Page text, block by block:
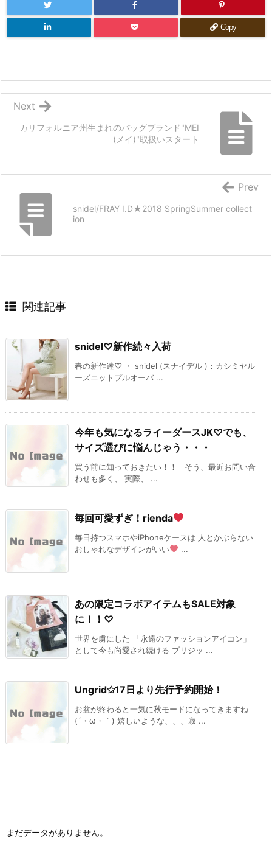
Copy
カリフォルニア州生まれのバッグブランド"MEI
(メイ)"取扱いスタート
Next
snidel/FRAY I.D★2018 SpringSummer collect
ion
Prev
関連記事
snidel♡新作続々入荷
春の新作達♡ ・ snidel (スナイデル )：カシミヤル
ーズニットプルオーバ ...
今年も気になるライーダースJK♡でも、
サイズ選びに悩んじゃう・・・
買う前に知っておきたい！！ そう、最近お問い合
わせも多く、 実際、 ...
毎回可愛ずぎ！rienda
毎日持つスマホやiPhoneケースは 人とかぶらない
おしゃれなデザインがいい
...
あの限定コラボアイテムもSALE対象
に！！♡
世界を虜にした 「永遠のファッションアイコン」
として今も尚愛され続ける ブリジッ ...
Ungrid✩17日より先行予約開始！
お盆が終わると一気に秋モードになってきますね
(´・ω・｀) 嬉しいような、、、寂 ...
まだデータがありません。